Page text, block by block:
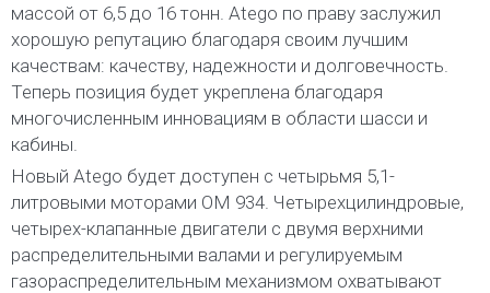
массой от 6,5 до 16 тонн. Atego по праву заслужил
хорошую репутацию благодаря своим лучшим
качествам: качеству, надежности и долговечность.
Теперь позиция будет укреплена благодаря
многочисленным инновациям в области шасси и
кабины.
Новый Atego будет доступен с четырьмя 5,1-
литровыми моторами OM 934. Четырехцилиндровые,
четырех-клапанные двигатели с двумя верхними
распределительными валами и регулируемым
газораспределительным механизмом охватывают